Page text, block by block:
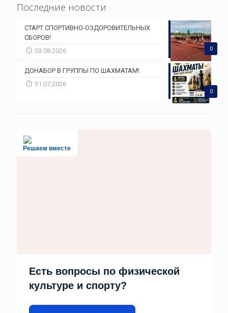
Последние новости
0
СТАРТ СПОРТИВНО-ОЗДОРОВИТЕЛЬНЫХ
СБОРОВ!
03.08.2026
0
ДОНАБОР В ГРУППЫ ПО ШАХМАТАМ!
31.07.2026
Решаем вместе
Есть вопросы по физической
культуре и спорту?